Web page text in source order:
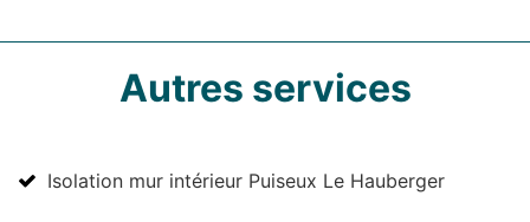
Autres services
Isolation mur intérieur Puiseux Le Hauberger